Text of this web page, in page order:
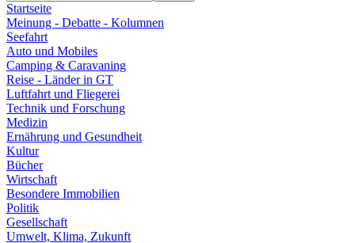
Startseite
Meinung - Debatte - Kolumnen
Seefahrt
Auto und Mobiles
Camping & Caravaning
Reise - Länder in GT
Luftfahrt und Fliegerei
Technik und Forschung
Medizin
Ernährung und Gesundheit
Kultur
Bücher
Wirtschaft
Besondere Immobilien
Politik
Gesellschaft
Umwelt, Klima, Zukunft